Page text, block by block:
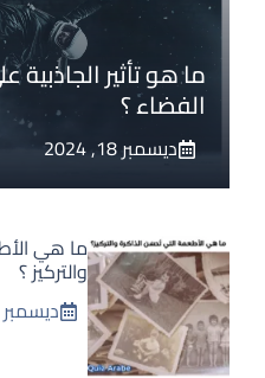
ما هو تأثير
الفضاء ؟
ديسمبر 18, 2024
ما هي
والتركيز ؟
ديسمبر 18, 2024